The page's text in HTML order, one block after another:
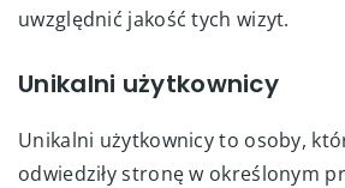
uwzględnić jakość tych wizyt.
Unikalni użytkownicy
Unikalni użytkownicy to osoby,
odwiedziły stronę w określonym